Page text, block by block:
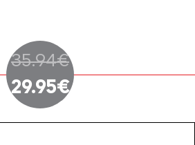
35.94€Original
price
29.95€Η